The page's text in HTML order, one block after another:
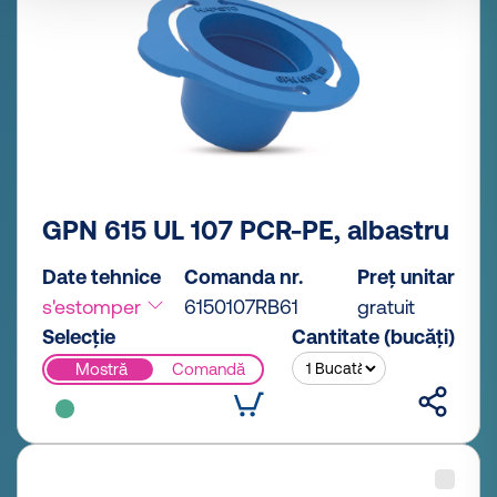
GPN 615 UL 107 PCR-PE, albastru
Date tehnice
s'estomper
Comanda nr.
6150107RB61
Preț unitar
gratuit
Selecție
Mostră Comandă
Cantitate (bucăți)